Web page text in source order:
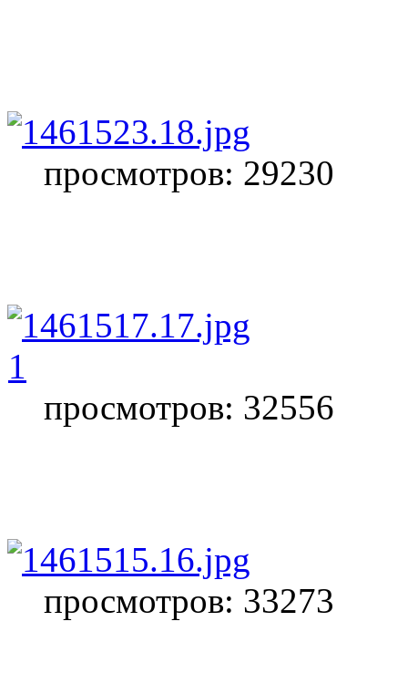
просмотров: 29230
1
просмотров: 32556
просмотров: 33273